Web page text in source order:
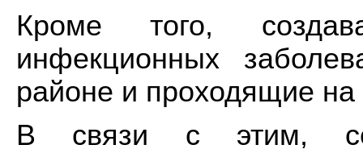
Кроме того,
инфекционных
районе и проходящие
В связи с этим,